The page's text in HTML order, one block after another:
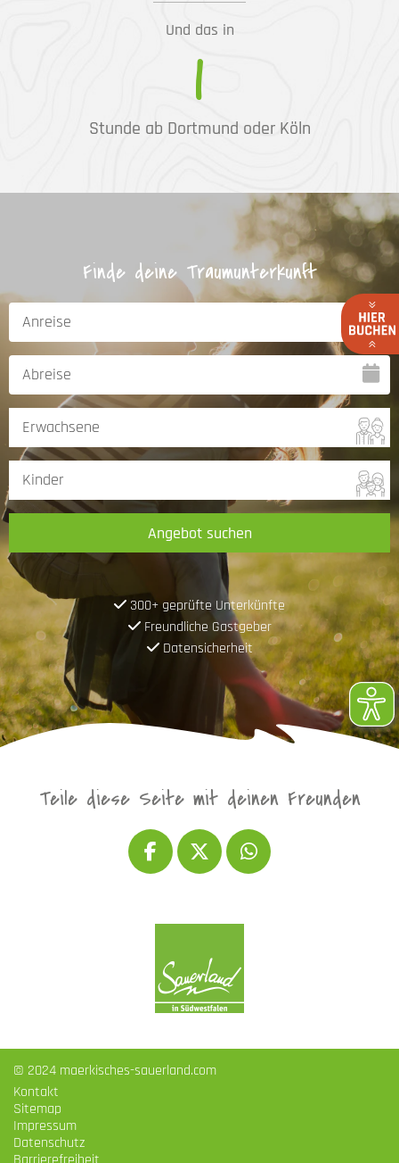
Und das in
1
Stunde ab Dortmund oder Köln
Finde deine Traumunterkunft
Angebot suchen
300+ geprüfte Unterkünfte
Freundliche Gastgeber
Datensicherheit
Teile diese Seite mit deinen Freunden
© 2024 maerkisches-sauerland.com
Kontakt
Sitemap
Impressum
Datenschutz